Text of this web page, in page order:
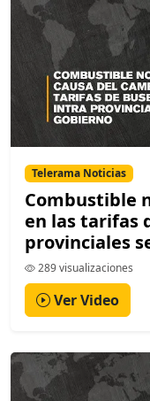
Telerama Noticias
Combustible
en las tarifas
provinciales
289 visualizaciones
Ver Video